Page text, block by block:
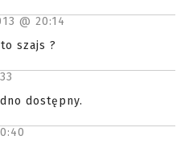
@ 20:14
szajs ?
dostępny.